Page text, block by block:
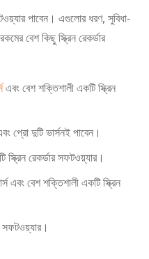
পাবেন। এগুলোর ধরণ, সুবিধা-
বেশ কিছু স্ক্রিন রেকর্ডার
এবং বেশ শক্তিশালী একটি স্ক্রিন
প্রো দুটি ভার্সনই পাবেন।
রেকর্ডার সফটওয়্যার।
এবং বেশ শক্তিশালী একটি স্ক্রিন
সফটওয়্যার।